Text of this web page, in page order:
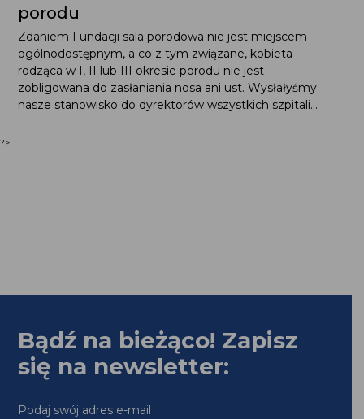
porodu
Zdaniem Fundacji sala porodowa nie jest miejscem
ogólnodostępnym, a co z tym związane, kobieta
rodząca w I, II lub III okresie porodu nie jest
zobligowana do zasłaniania nosa ani ust. Wysłałyśmy
nasze stanowisko do dyrektorów wszystkich szpitali...
?>
Bądź na bieżąco! Zapisz
się na newsletter:
Podaj swój adres e-mail